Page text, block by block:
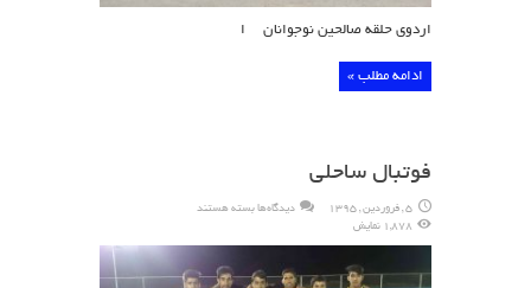
اردوی حلقه صالحین نوجوانان ا
ادامه مطلب »
فوتبال ساحلی
5 , فروردین , 1395 دیدگاه‌ها برای
بسته هستند
1,878 نمایش